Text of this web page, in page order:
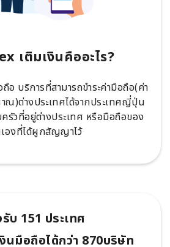
เติมเงินคืออะไร?
อ บริการที่สามารถขำระค่ามือถือ(ค่า
)ต่างประเทศได้จากประเทศญี่ปุ่น
รัวที่อยู่ต่างประเทศ หรือมือถือของ
องที่ได้ผูกสัญญาไว้
บ 151 ประเทศ
นมือถือได้กว่า 870บริษัท